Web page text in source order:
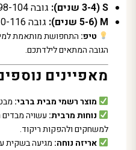
S (3-4 שנים):
גובה 98-104 ס"מ.
M (5-6 שנים):
גובה 110-116 ס"מ.
טיפ: התחפושת מותאמת
הגובה המתאים לילדתכם.
מאפיינים
מוצר רשמי מבית ברבי:
נוחות מרבית: עשויה
למשחקים ולהפקות ריקוד.
אריזה נוחה: מגיעה בשקית